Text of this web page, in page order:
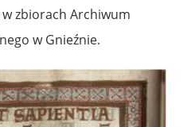
zbiorach Archiwum
w Gnieźnie.